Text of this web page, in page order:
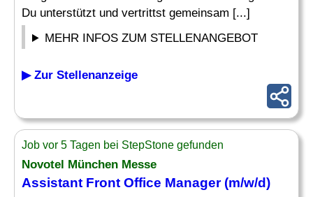
Du unterstützt und vertrittst gemeinsam [...]
MEHR INFOS ZUM STELLENANGEBOT
▶ Zur Stellenanzeige
Job vor 5 Tagen bei StepStone gefunden
Novotel München Messe
Assistant Front Office Manager (m/w/d)